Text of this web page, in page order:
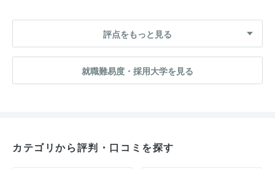
評点をもっと見る
就職難易度・採用大学を見る
カテゴリから評判・口コミを探す